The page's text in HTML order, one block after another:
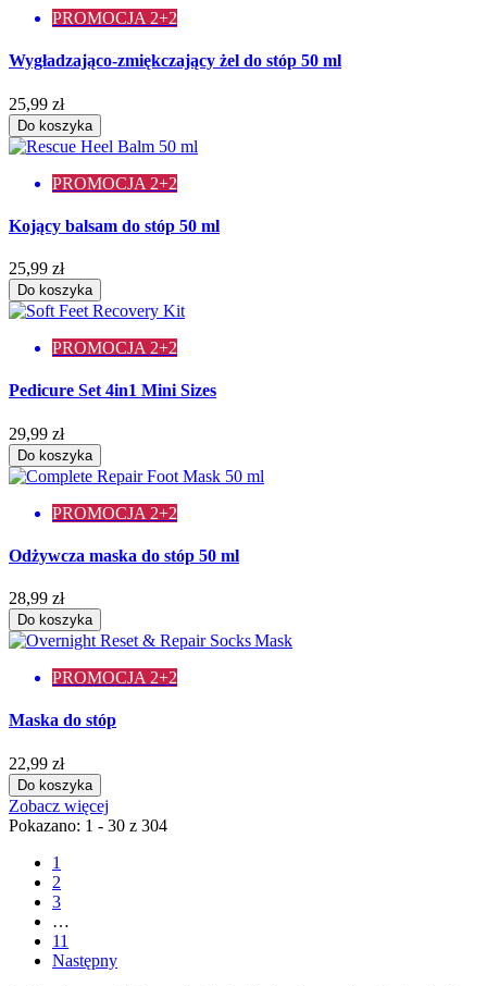
PROMOCJA 2+2
Wygładzająco-zmiękczający żel do stóp 50 ml
25,99 zł
Do koszyka
PROMOCJA 2+2
Kojący balsam do stóp 50 ml
25,99 zł
Do koszyka
PROMOCJA 2+2
Pedicure Set 4in1 Mini Sizes
29,99 zł
Do koszyka
PROMOCJA 2+2
Odżywcza maska do stóp 50 ml
28,99 zł
Do koszyka
PROMOCJA 2+2
Maska do stóp
22,99 zł
Do koszyka
Zobacz więcej
Pokazano: 1 - 30 z 304
1
2
3
…
11
Następny